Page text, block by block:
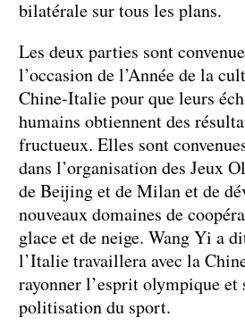
bilatérale sur tous les plans.
Les deux parties sont
l’occasion de l’Année de la
Chine-Italie pour que leurs
humains obtiennent des
fructueux. Elles sont
dans l’organisation des Jeux
de Beijing et de Milan et de
nouveaux domaines de
glace et de neige. Wang Yi a
l’Italie travaillera avec la
rayonner l’esprit olympique et
politisation du sport.